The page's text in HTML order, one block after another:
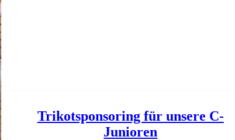
Trikotsponsoring für unsere C-
Junioren